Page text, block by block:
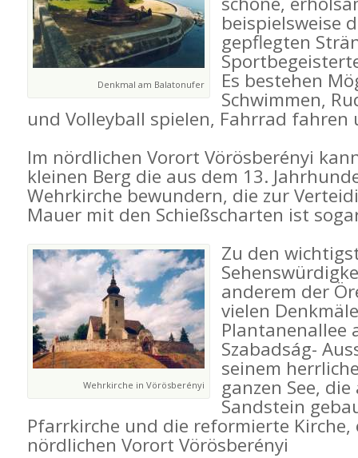
Denkmal am Balatonufer
beispielsweise
gepflegten
Es bestehen
Schwimmen,
und Volleyball spielen, Fahrrad fahren
Im nördlichen Vorort Vörösberényi
kleinen Berg die aus dem 13.
Wehrkirche bewundern, die zur
Mauer mit den Schießscharten ist
Wehrkirche in Vörösberényi
Zu den
anderem der
vielen
Plantanenallee
Szabadság-
seinem
ganzen See,
Sandstein
Pfarrkirche und die reformierte Kirche,
nördlichen Vorort Vörösberényi